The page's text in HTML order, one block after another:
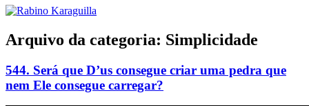
Arquivo da categoria: Simplicidade
544. Será que D’us consegue criar uma pedra que
nem Ele consegue carregar?